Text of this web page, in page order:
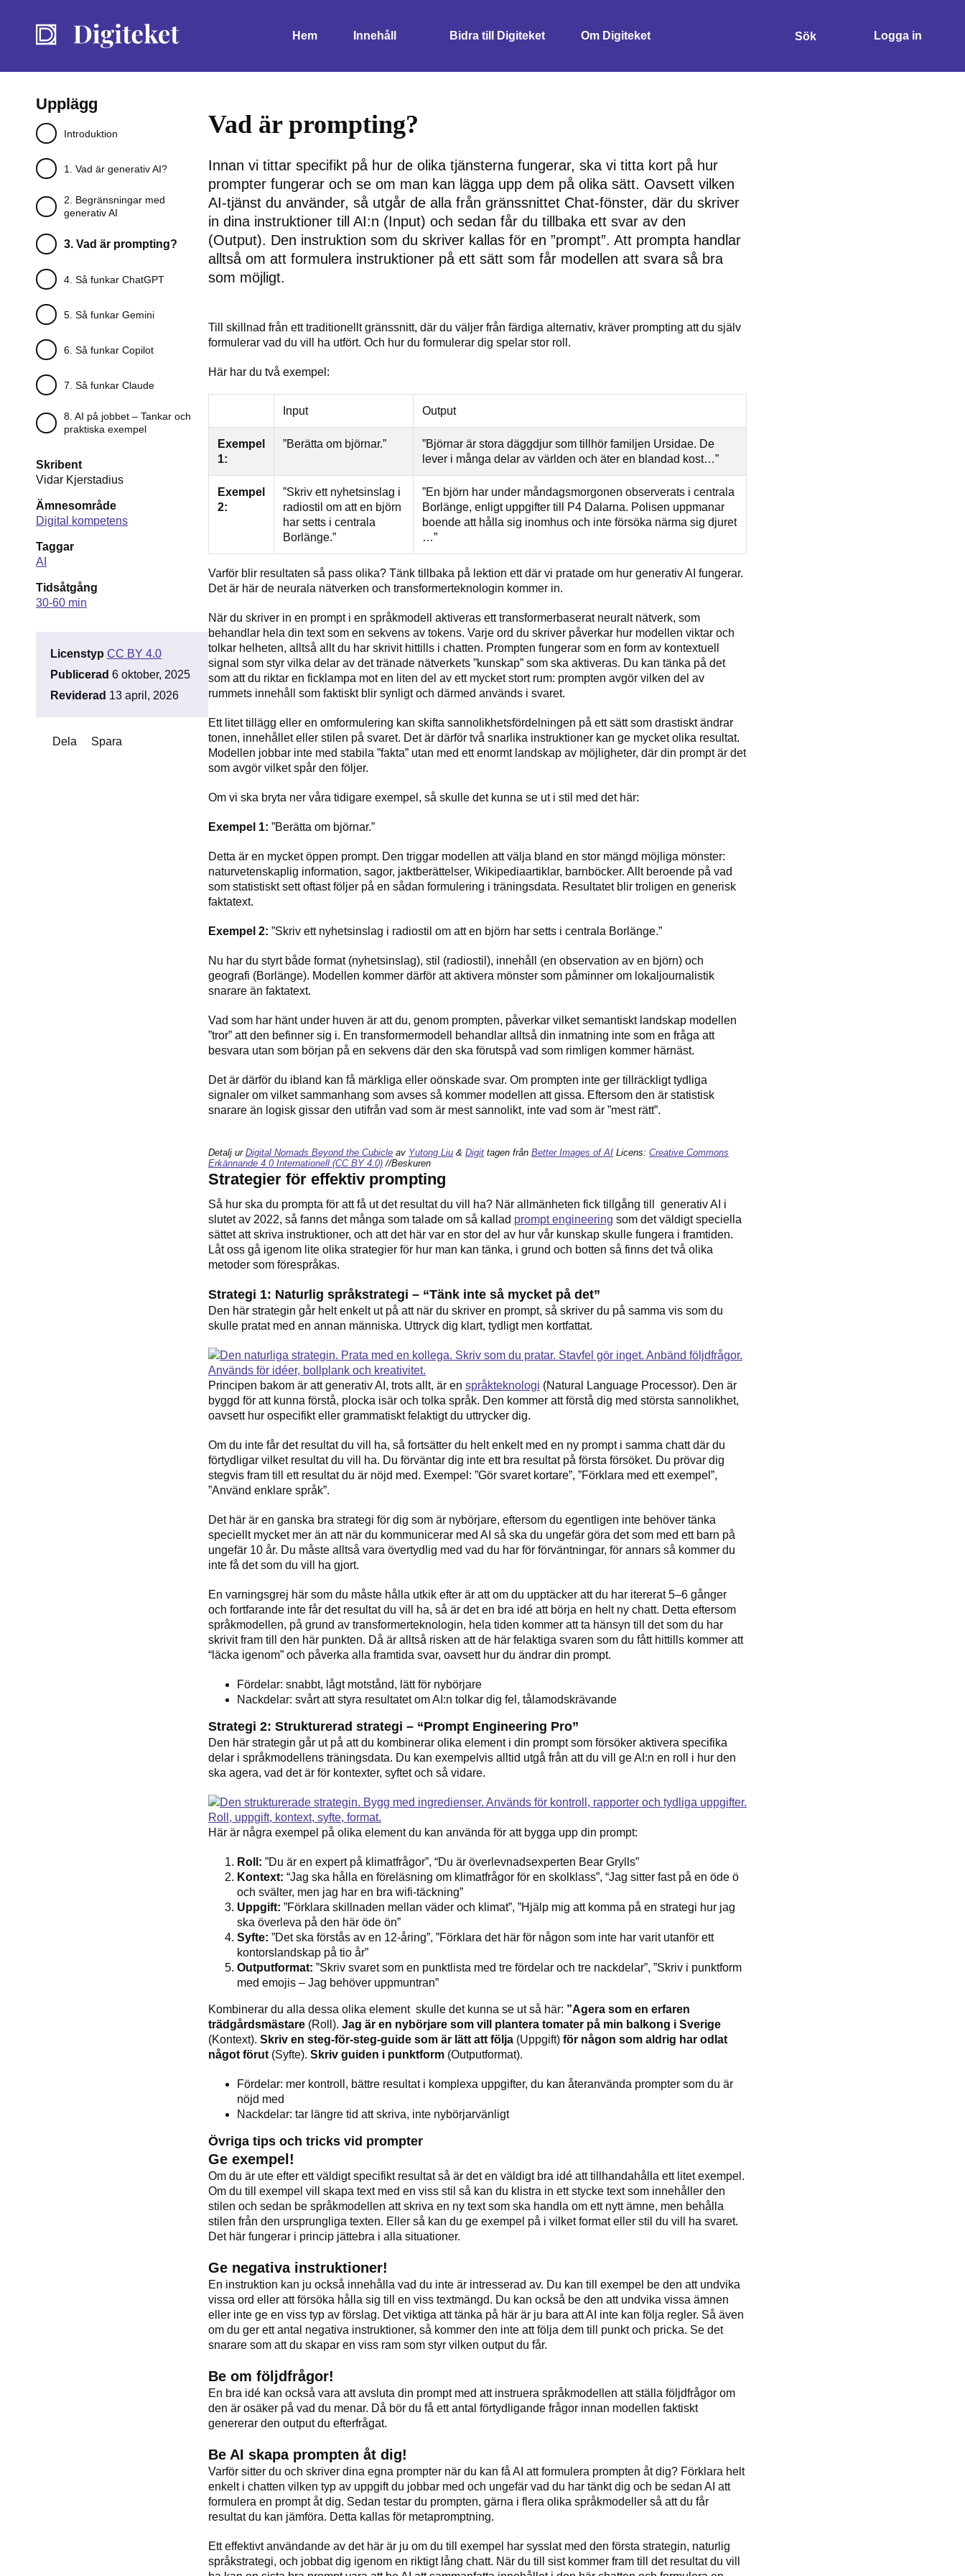
Hem Innehåll Bidra till Digiteket Om Digiteket Sök Logga in
Upplägg
Introduktion
1. Vad är generativ AI?
2. Begränsningar med
generativ AI
3. Vad är prompting?
4. Så funkar ChatGPT
5. Så funkar Gemini
6. Så funkar Copilot
7. Så funkar Claude
8. AI på jobbet – Tankar och
praktiska exempel
Skribent
Vidar Kjerstadius
Ämnesområde
Digital kompetens
Taggar
AI
Tidsåtgång
30-60 min
Licenstyp CC BY 4.0
Publicerad 6 oktober, 2025
Reviderad 13 april, 2026
Dela Spara
Vad är prompting?
Innan vi tittar specifikt på hur de olika tjänsterna fungerar, ska vi titta kort på hur
prompter fungerar och se om man kan lägga upp dem på olika sätt. Oavsett vilken
AI-tjänst du använder, så utgår de alla från gränssnittet Chat-fönster, där du skriver
in dina instruktioner till AI:n (Input) och sedan får du tillbaka ett svar av den
(Output). Den instruktion som du skriver kallas för en ”prompt”. Att prompta handlar
alltså om att formulera instruktioner på ett sätt som får modellen att svara så bra
som möjligt.
Till skillnad från ett traditionellt gränssnitt, där du väljer från färdiga alternativ, kräver prompting att du själv
formulerar vad du vill ha utfört. Och hur du formulerar dig spelar stor roll.
Här har du två exempel:
Input Output
Exempel
1:
”Berätta om björnar.”
”Björnar är stora däggdjur som tillhör familjen Ursidae. De
lever i många delar av världen och äter en blandad kost…”
Exempel
2:
”Skriv ett nyhetsinslag i
radiostil om att en björn
har setts i centrala
Borlänge.”
”En björn har under måndagsmorgonen observerats i centrala
Borlänge, enligt uppgifter till P4 Dalarna. Polisen uppmanar
boende att hålla sig inomhus och inte försöka närma sig djuret
…”
Varför blir resultaten så pass olika? Tänk tillbaka på lektion ett där vi pratade om hur generativ AI fungerar.
Det är här de neurala nätverken och transformerteknologin kommer in.
När du skriver in en prompt i en språkmodell aktiveras ett transformerbaserat neuralt nätverk, som
behandlar hela din text som en sekvens av tokens. Varje ord du skriver påverkar hur modellen viktar och
tolkar helheten, alltså allt du har skrivit hittills i chatten. Prompten fungerar som en form av kontextuell
signal som styr vilka delar av det tränade nätverkets ”kunskap” som ska aktiveras. Du kan tänka på det
som att du riktar en ficklampa mot en liten del av ett mycket stort rum: prompten avgör vilken del av
rummets innehåll som faktiskt blir synligt och därmed används i svaret.
Ett litet tillägg eller en omformulering kan skifta sannolikhetsfördelningen på ett sätt som drastiskt ändrar
tonen, innehållet eller stilen på svaret. Det är därför två snarlika instruktioner kan ge mycket olika resultat.
Modellen jobbar inte med stabila ”fakta” utan med ett enormt landskap av möjligheter, där din prompt är det
som avgör vilket spår den följer.
Om vi ska bryta ner våra tidigare exempel, så skulle det kunna se ut i stil med det här:
Exempel 1: ”Berätta om björnar.”
Detta är en mycket öppen prompt. Den triggar modellen att välja bland en stor mängd möjliga mönster:
naturvetenskaplig information, sagor, jaktberättelser, Wikipediaartiklar, barnböcker. Allt beroende på vad
som statistiskt sett oftast följer på en sådan formulering i träningsdata. Resultatet blir troligen en generisk
faktatext.
Exempel 2: ”Skriv ett nyhetsinslag i radiostil om att en björn har setts i centrala Borlänge.”
Nu har du styrt både format (nyhetsinslag), stil (radiostil), innehåll (en observation av en björn) och
geografi (Borlänge). Modellen kommer därför att aktivera mönster som påminner om lokaljournalistik
snarare än faktatext.
Vad som har hänt under huven är att du, genom prompten, påverkar vilket semantiskt landskap modellen
”tror” att den befinner sig i. En transformermodell behandlar alltså din inmatning inte som en fråga att
besvara utan som början på en sekvens där den ska förutspå vad som rimligen kommer härnäst.
Det är därför du ibland kan få märkliga eller oönskade svar. Om prompten inte ger tillräckligt tydliga
signaler om vilket sammanhang som avses så kommer modellen att gissa. Eftersom den är statistisk
snarare än logisk gissar den utifrån vad som är mest sannolikt, inte vad som är ”mest rätt”.
Detalj ur Digital Nomads Beyond the Cubicle av Yutong Liu & Digit tagen från Better Images of AI Licens: Creative Commons
Erkännande 4.0 Internationell (CC BY 4.0) //Beskuren
Strategier för effektiv prompting
Så hur ska du prompta för att få ut det resultat du vill ha? När allmänheten fick tillgång till
generativ AI i
slutet av 2022, så fanns det många som talade om så kallad prompt engineering som det väldigt speciella
sättet att skriva instruktioner, och att det här var en stor del av hur vår kunskap skulle fungera i framtiden.
Låt oss gå igenom lite olika strategier för hur man kan tänka, i grund och botten så finns det två olika
metoder som förespråkas.
Strategi 1: Naturlig språkstrategi – “Tänk inte så mycket på det”
Den här strategin går helt enkelt ut på att när du skriver en prompt, så skriver du på samma vis som du
skulle pratat med en annan människa. Uttryck dig klart, tydligt men kortfattat.
Principen bakom är att generativ AI, trots allt, är en språkteknologi (Natural Language Processor). Den är
byggd för att kunna förstå, plocka isär och tolka språk. Den kommer att förstå dig med största sannolikhet,
oavsett hur ospecifikt eller grammatiskt felaktigt du uttrycker dig.
Om du inte får det resultat du vill ha, så fortsätter du helt enkelt med en ny prompt i samma chatt där du
förtydligar vilket resultat du vill ha. Du förväntar dig inte ett bra resultat på första försöket. Du prövar dig
stegvis fram till ett resultat du är nöjd med. Exempel: ”Gör svaret kortare”, ”Förklara med ett exempel”,
”Använd enklare språk”.
Det här är en ganska bra strategi för dig som är nybörjare, eftersom du egentligen inte behöver tänka
speciellt mycket mer än att när du kommunicerar med AI så ska du ungefär göra det som med ett barn på
ungefär 10 år. Du måste alltså vara övertydlig med vad du har för förväntningar, för annars så kommer du
inte få det som du vill ha gjort.
En varningsgrej här som du måste hålla utkik efter är att om du upptäcker att du har itererat 5–6 gånger
och fortfarande inte får det resultat du vill ha, så är det en bra idé att börja en helt ny chatt. Detta eftersom
språkmodellen, på grund av transformerteknologin, hela tiden kommer att ta hänsyn till detsom du har
skrivit fram till den här punkten. Då är alltså risken att de här felaktiga svaren som du fått hittills kommer att
“läcka igenom” och påverka alla framtida svar, oavsett hur du ändrar din prompt.
Fördelar: snabbt, lågt motstånd, lätt för nybörjare
Nackdelar: svårt att styra resultatet om AI:n tolkar dig fel, tålamodskrävande
Strategi 2: Strukturerad strategi – “Prompt Engineering Pro”
Den här strategin går ut på att du kombinerar olika element i din prompt som försöker aktivera specifika
delar i språkmodellens träningsdata. Du kan exempelvis alltid utgå från att du vill ge AI:n en roll i hur den
ska agera, vad det är för kontexter, syftet och så vidare.
Här är några exempel på olika element du kan använda för att bygga upp din prompt:
Roll: ”Du är en expert på klimatfrågor”, “Du är överlevnadsexperten Bear Grylls”
Kontext: “Jag ska hålla en föreläsning om klimatfrågor för en skolklass”, “Jag sitter fast på en öde ö
och svälter, men jag har en bra wifi-täckning”
Uppgift: ”Förklara skillnaden mellan väder och klimat”, ”Hjälp mig att komma på en strategi hur jag
ska överleva på den här öde ön”
Syfte: ”Det ska förstås av en 12-åring”, ”Förklara det här för någon som inte har varit utanför ett
kontorslandskap på tio år”
Outputformat: ”Skriv svaret som en punktlista med tre fördelar och tre nackdelar”, ”Skriv i punktform
med emojis – Jag behöver uppmuntran”
Kombinerar du alla dessa olika element skulle det kunna se ut så här: ”Agera som en erfaren
trädgårdsmästare (Roll). Jag är en nybörjare som vill plantera tomater på min balkong i Sverige
(Kontext). Skriv en steg-för-steg-guide som är lätt att följa (Uppgift) för någon som aldrig har odlat
något förut (Syfte). Skriv guiden i punktform (Outputformat).
Fördelar: mer kontroll, bättre resultat i komplexa uppgifter, du kan återanvända prompter som du är
nöjd med
Nackdelar: tar längre tid att skriva, inte nybörjarvänligt
Övriga tips och tricks vid prompter
Ge exempel!
Om du är ute efter ett väldigt specifikt resultat så är det en väldigt bra idé att tillhandahålla ett litet exempel.
Om du till exempel vill skapa text med en viss stil så kan du klistra in ett stycke text som innehåller den
stilen och sedan be språkmodellen att skriva en ny text som ska handla om ett nytt ämne, men behålla
stilen från den ursprungliga texten. Eller så kan du ge exempel på i vilket format eller stil du vill ha svaret.
Det här fungerar i princip jättebra i alla situationer.
Ge negativa instruktioner!
En instruktion kan ju också innehålla vad du inte är intresserad av. Du kan till exempel be den att undvika
vissa ord eller att försöka hålla sig till en viss textmängd. Du kan också be den att undvika vissa ämnen
eller inte ge en viss typ av förslag. Det viktiga att tänka på här är ju bara att AI inte kan följa regler. Så även
om du ger ett antal negativa instruktioner, så kommer den inte att följa dem till punkt och pricka. Se det
snarare som att du skapar en viss ram som styr vilken output du får.
Be om följdfrågor!
En bra idé kan också vara att avsluta din prompt med att instruera språkmodellen att ställa följdfrågor om
den är osäker på vad du menar. Då bör du få ett antal förtydligande frågor innan modellen faktiskt
genererar den output du efterfrågat.
Be AI skapa prompten åt dig!
Varför sitter du och skriver dina egna prompter när du kan få AI att formulera prompten åt dig? Förklara helt
enkelt i chatten vilken typ av uppgift du jobbar med och ungefär vad du har tänkt dig och be sedan AI att
formulera en prompt åt dig. Sedan testar du prompten, gärna i flera olika språkmodeller så att du får
resultat du kan jämföra. Detta kallas för metapromptning.
Ett effektivt användande av det här är ju om du till exempel har sysslat med den första strategin, naturlig
språkstrategi, och jobbat dig igenom en riktigt lång chatt. När du till sist kommer fram till det resultat du vill